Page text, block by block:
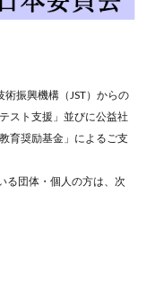
振興機構（JST）からの
スト支援」並びに公益社
育奨励基金」によるご支
る団体・個人の方は、次